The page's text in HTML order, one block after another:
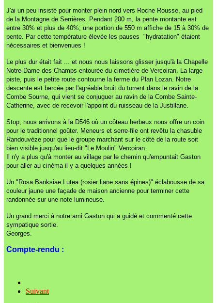
J'ai un peu insisté pour monter plein nord vers Roche Rousse, au pied
de la Montagne de Serrières. Pendant 200 m, la pente montante est
entre 30% et plus de 40%; une portion de 550 m affiche de 15 à 30% de
pente. Par cette température élevée les pauses "hydratation" étaient
nécessaires et bienvenues !
Le plus dur était fait ... et nous nous laissons glisser jusqu'à la Chapelle
Notre-Dame des Champs entourée du cimetière de Vercoiran. La large
piste, puis le petite route contourne la ferme du Plan Lozan. Notre
descente est bercée par l'agréable bruit du torrent dans le ravin de la
Combe Sourne, qui vient se conjuguer au ravin de la Combe Sainte-
Catherine, avec de recevoir l'appoint du ruisseau de la Justillane.
Stop, nous arrivons à la D546 où un côteau herbeux nous offre un coin
pour le traditionnel goûter. Meneurs et serre-file ont revêtu la chasuble
Randouvèze pour que le groupe marchant sur le côté de la route soit
bien visible jusqu'au lieu-dit "Le Moulin" Vercoiran.
Il n'y a plus qu'à monter au village par le chemin qu'empuntait Gaston
pour aller au cinéma il y a quelques années !
Un "Rosa Banksiae Lutea (rosier liane sans épines)" éclabousse de sa
couleur jaune une façade de maison ancienne pour terminer cette
randonnée sur une note lumineuse.
Un grand merci à notre ami Gaston qui a guidé et commenté cette
sympatique sortie.
Georges.
Compte-rendu :
Suivant